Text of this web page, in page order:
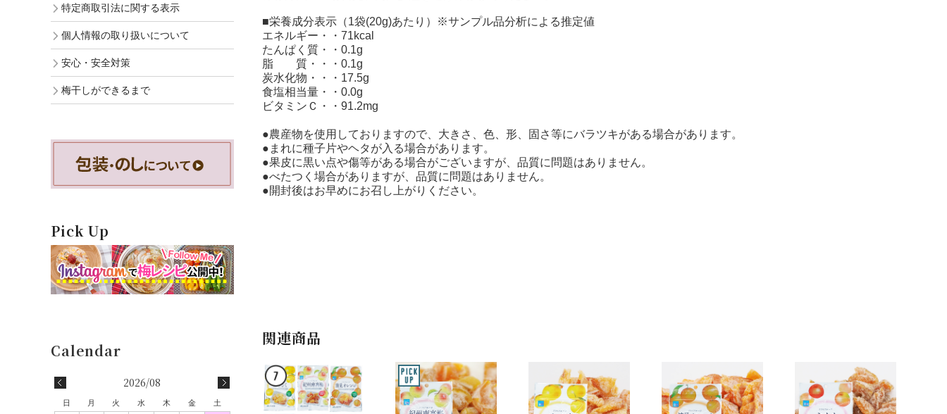
■栄養成分表示（1袋(20g)あたり）※サンプル品分析による推定値
エネルギー・・71kcal
たんぱく質・・0.1g
脂 質・・・0.1g
炭水化物・・・17.5g
食塩相当量・・0.0g
ビタミンＣ・・91.2mg
●農産物を使用しておりますので、大きさ、色、形、固さ等にバラツキがある場合があります。
●まれに種子片やヘタが入る場合があります。
●果皮に黒い点や傷等がある場合がございますが、品質に問題はありません。
●べたつく場合がありますが、品質に問題はありません。
●開封後はお早めにお召し上がりください。
関連商品
特定商取引法に関する表示
個人情報の取り扱いについて
安心・安全対策
梅干しができるまで
Pick Up
2026/08
日 月 火 水 木 金
土